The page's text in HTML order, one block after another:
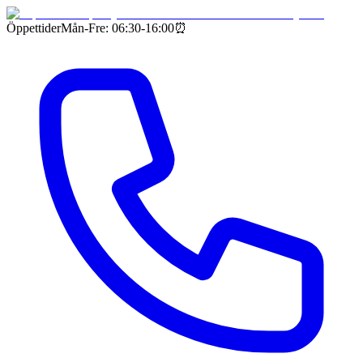
ÖppettiderMån-Fre: 06:30-16:00⏰